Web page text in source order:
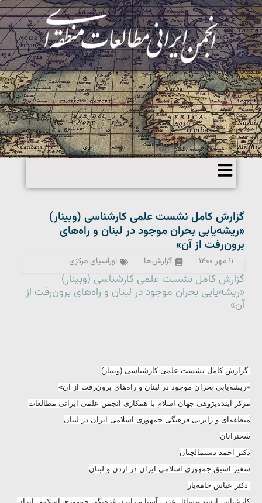
گزارش کامل نشست علمی کارشناسی (وبینار)
«ریشه‌یابی بحران موجود در لبنان و راه‌های
برون‌رفت از آن»
۱۱ مهر ۱۴۰۰ گزارش‌ها اوراسیای مرکزی
گزارش کامل نشست علمی کارشناسی (وبینار)
«ریشه‌یابی بحران موجود در لبنان و راه‌های برون‌رفت از
آن»
گزارش کامل نشست علمی کارشناسی (وبینار)
«ریشه‌یابی بحران موجود در لبنان و راه‌های برون‌رفت از آن»
مرکز آینده‌پژوهی جهان اسلام با همکاری انجمن علمی ایرانی مطالعات
منطقه‌ای و رایزنی فرهنگی جمهوری اسلامی ایران در لبنان
سخنرانان
دکتر احمد دستمالچیان
سفیر اسبق جمهوری اسلامی ایران در اردن و لبنان
دکتر عباس خامه‌یار